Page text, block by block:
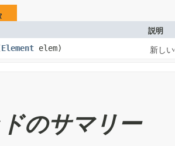
説明
Element elem) 新し
のサマリー